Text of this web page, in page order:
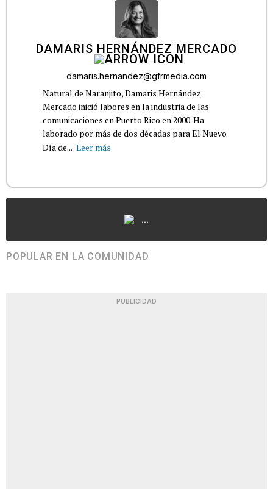
DAMARIS HERNÁNDEZ MERCADO
damaris.hernandez@gfrmedia.com
Natural de Naranjito, Damaris Hernández
Mercado inició labores en la industria de las
comunicaciones en Puerto Rico en 2000. Ha
laborado por más de dos décadas para El Nuevo
Día de... Leer más
...
POPULAR EN LA COMUNIDAD
PUBLICIDAD